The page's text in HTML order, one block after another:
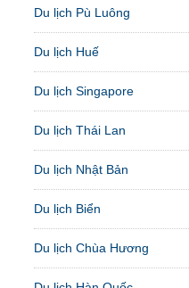
Du lịch Pù Luông
Du lịch Huế
Du lịch Singapore
Du lịch Thái Lan
Du lịch Nhật Bản
Du lịch Biển
Du lịch Chùa Hương